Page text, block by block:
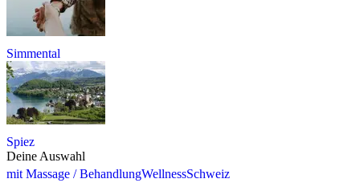
Simmental
Spiez
Deine Auswahl
mit Massage / BehandlungWellnessSchweiz